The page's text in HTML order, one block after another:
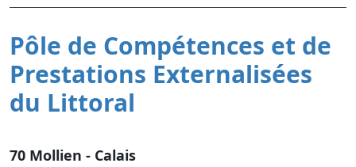
Pôle de Compétences et de
Prestations Externalisées
du Littoral
70 Mollien - Calais